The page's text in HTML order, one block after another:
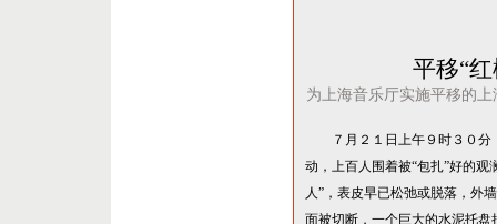
平移“红
为上海音乐厅实施平移的
７月２１日上午９时３０分
动，上百人围着被“包扎”好的观
人” ，表皮早已松弛或脱落，外
面被切断，一个巨大的水泥托盘